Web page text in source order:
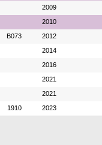
2009
2010
B073 2012
2014
2016
2021
2021
1910 2023